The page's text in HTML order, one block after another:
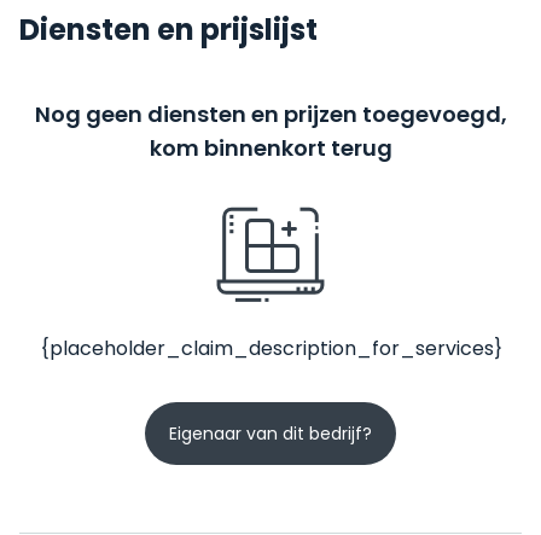
Diensten en prijslijst
Nog geen diensten en prijzen toegevoegd,
kom binnenkort terug
{placeholder_claim_description_for_services}
Eigenaar van dit bedrijf?